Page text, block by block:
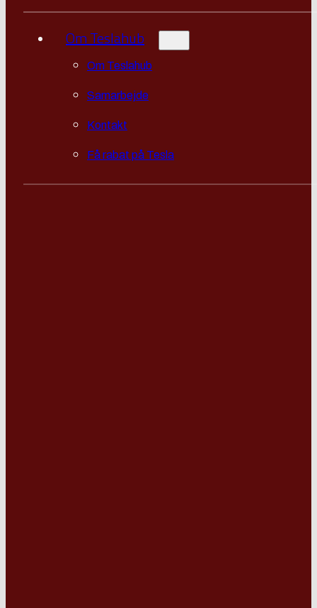
Om Teslahub
Om Teslahub
Samarbejde
Kontakt
Få rabat på Tesla